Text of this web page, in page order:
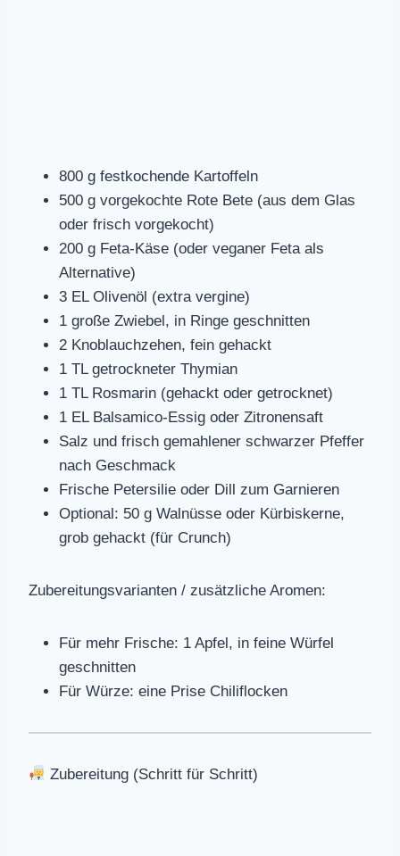
800 g festkochende Kartoffeln
500 g vorgekochte Rote Bete (aus dem Glas
oder frisch vorgekocht)
200 g Feta-Käse (oder veganer Feta als
Alternative)
3 EL Olivenöl (extra vergine)
1 große Zwiebel, in Ringe geschnitten
2 Knoblauchzehen, fein gehackt
1 TL getrockneter Thymian
1 TL Rosmarin (gehackt oder getrocknet)
1 EL Balsamico-Essig oder Zitronensaft
Salz und frisch gemahlener schwarzer Pfeffer
nach Geschmack
Frische Petersilie oder Dill zum Garnieren
Optional: 50 g Walnüsse oder Kürbiskerne,
grob gehackt (für Crunch)
Zubereitungsvarianten / zusätzliche Aromen:
Für mehr Frische: 1 Apfel, in feine Würfel
geschnitten
Für Würze: eine Prise Chiliflocken
Zubereitung (Schritt für Schritt)